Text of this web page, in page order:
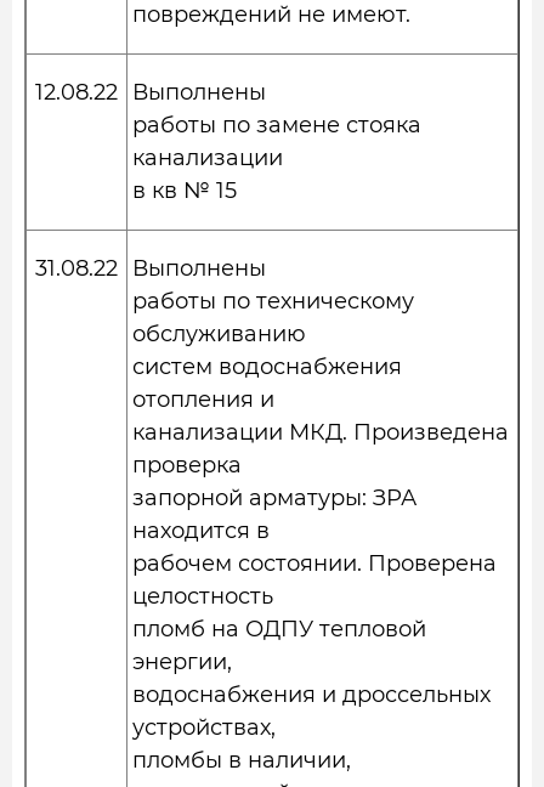
повреждений не имеют.
12.08.22
Выполнены
работы по замене стояка
канализации
в кв № 15
31.08.22
Выполнены
работы по техническому
обслуживанию
систем водоснабжения
отопления и
канализации МКД. Произведена
проверка
запорной арматуры: ЗРА
находится в
рабочем состоянии. Проверена
целостность
пломб на ОДПУ тепловой
энергии,
водоснабжения и дроссельных
устройствах,
пломбы в наличии,